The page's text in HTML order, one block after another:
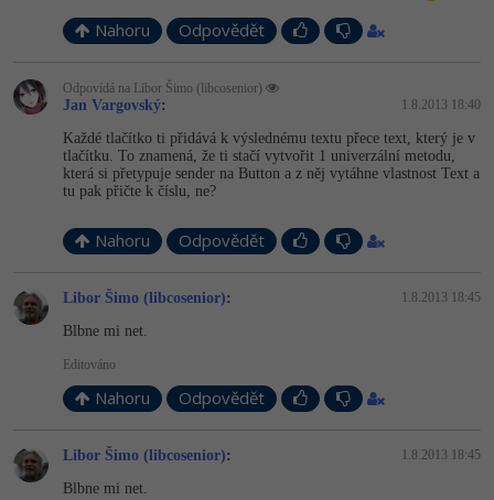
Nahoru Odpovědět
Odpovídá na Libor Šimo (libcosenior)
Jan Vargovský: 1.8.2013 18:40
Každé tlačítko ti přidává k výslednému textu přece text, který je v
tlačítku. To znamená, že ti stačí vytvořit 1 univerzální metodu,
která si přetypuje sender na Button a z něj vytáhne vlastnost Text a
tu pak přičte k číslu, ne?
Nahoru Odpovědět
Libor Šimo (libcosenior): 1.8.2013 18:45
Blbne mi net.
Editováno
Nahoru Odpovědět
Libor Šimo (libcosenior): 1.8.2013 18:45
Blbne mi net.